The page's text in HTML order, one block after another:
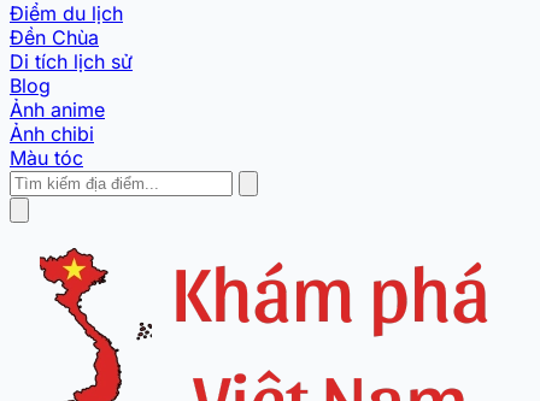
Điểm du lịch
Đền Chùa
Di tích lịch sử
Blog
Ảnh anime
Ảnh chibi
Màu tóc